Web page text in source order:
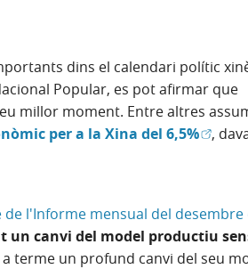
dins el calendari polític
Popular, es pot afirmar que
millor moment. Entre altres
per a la Xina del 6,5%(Obre
,
de l'Informe mensual del desembre
un canvi del model productiu
terme un profund canvi del seu